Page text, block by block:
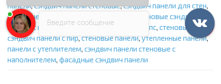
панели,сэндвич панели стеновые,сэндвич панели для стен,
стеновые сэндвич панели с минватой
стеновые сэндвич
панели с ппу,стеновые сэндвич панели с ппс, стеновые
сэндвич панели с пир,стеновые панели,утепленные панели,
панели с утеплителем, сэндвич панели стеновые с
наполнителем, фасадные сэндвич панели
Введите сообщение